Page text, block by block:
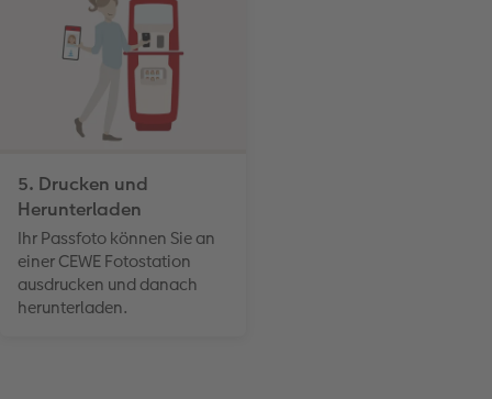
5. Drucken und
Herunterladen
Ihr Passfoto können Sie an
einer CEWE Fotostation
ausdrucken und danach
herunterladen.